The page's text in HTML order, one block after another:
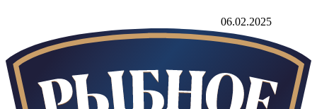
06.02.2025